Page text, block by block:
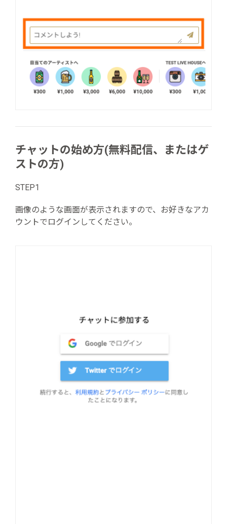
チャットの始め方(無料配信、またはゲ
ストの方)
STEP1
画像のような画面が表示されますので、お好きなアカ
ウントでログインしてください。